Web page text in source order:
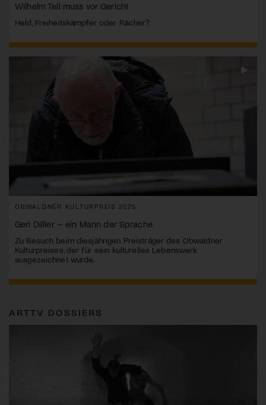
Wilhelm Tell muss vor Gericht
Held, Freiheitskämpfer oder Rächer?
OBWALDNER KULTURPREIS 2025
Geri Dillier – ein Mann der Sprache
Zu Besuch beim diesjährigen Preisträger des Obwaldner
Kulturpreises, der für sein kulturelles Lebenswerk
ausgezeichnet wurde.
ARTTV DOSSIERS